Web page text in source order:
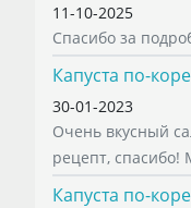
11-10-2025
Спасибо за
Капуста по-
30-01-2023
Очень вкусный
рецепт, спасибо!
Капуста по-